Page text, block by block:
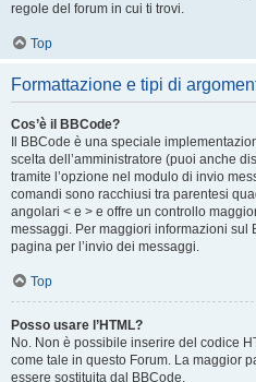
regole del forum in cui ti trovi.
Top
Formattazione e tipi di
Cos’è il BBCode?
Il BBCode è una speciale
scelta dell’amministratore (puoi anche
tramite l’opzione nel modulo di invio
comandi sono racchiusi tra parentesi
angolari < e > e offre un controllo
messaggi. Per maggiori informazioni
pagina per l’invio dei messaggi.
Top
Posso usare l’HTML?
No. Non è possibile inserire del codice
come tale in questo Forum. La maggior
essere sostituita dal BBCode.